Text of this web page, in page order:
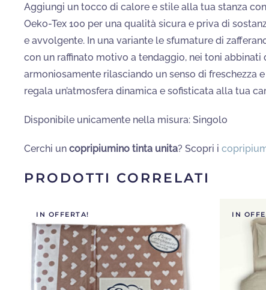
Aggiungi un tocco di calore e stile alla tua stanza
Oeko-Tex 100 per una qualità sicura e priva di
e avvolgente. In una variante le sfumature di
con un raffinato motivo a tendaggio, nei toni
armoniosamente rilasciando un senso di
regala un’atmosfera dinamica e sofisticata alla tua
Disponibile unicamente nella misura: Singolo
Cerchi un copripiumino tinta unita? Scopri i
PRODOTTI CORRELATI
IN OFFERTA! IN